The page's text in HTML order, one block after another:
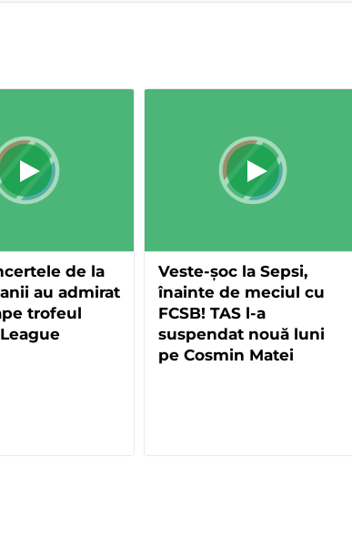
de la
au admirat
trofeul
Veste-șoc la Sepsi,
înainte de meciul cu
FCSB! TAS l-a
suspendat nouă luni
pe Cosmin Matei